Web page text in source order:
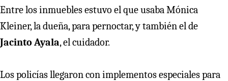
Entre los inmuebles estuvo el que usaba Mónica
Kleiner, la dueña, para pernoctar, y también el de
Jacinto Ayala, el cuidador.
Los policías llegaron con implementos especiales para